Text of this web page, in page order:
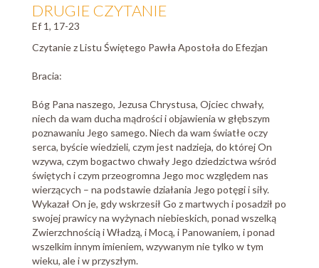
DRUGIE CZYTANIE
Ef 1, 17-23
Czytanie z Listu Świętego Pawła Apostoła do Efezjan
Bracia:
Bóg Pana naszego, Jezusa Chrystusa, Ojciec chwały,
niech da wam ducha mądrości i objawienia w głębszym
poznawaniu Jego samego. Niech da wam światłe oczy
serca, byście wiedzieli, czym jest nadzieja, do której On
wzywa, czym bogactwo chwały Jego dziedzictwa wśród
świętych i czym przeogromna Jego moc względem nas
wierzących – na podstawie działania Jego potęgi i siły.
Wykazał On je, gdy wskrzesił Go z martwych i posadził po
swojej prawicy na wyżynach niebieskich, ponad wszelką
Zwierzchnością i Władzą, i Mocą, i Panowaniem, i ponad
wszelkim innym imieniem, wzywanym nie tylko w tym
wieku, ale i w przyszłym.